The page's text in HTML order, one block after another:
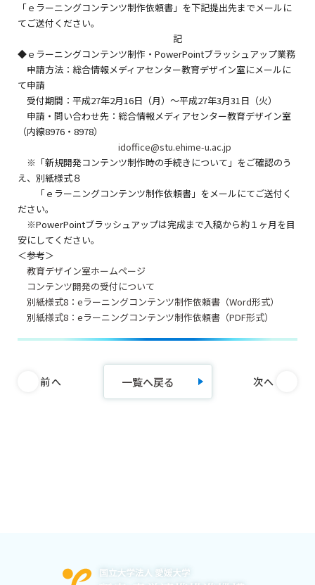
「ｅラーニングコンテンツ制作依頼書」を下記提出先までメールに
てご送付ください。
記
◆ｅラーニングコンテンツ制作・PowerPointブラッシュアップ業務
申請方法：総合情報メディアセンター教育デザイン室にメールに
て申請
受付期間：平成27年2月16日（月）～平成27年3月31日（火）
申請・問い合わせ先：総合情報メディアセンター教育デザイン室
（内線8976・8978）
idoffice@stu.ehime-u.ac.jp
※「新規開発コンテンツ制作時の手続きについて」をご確認のう
え、別紙様式８
「ｅラーニングコンテンツ制作依頼書」をメールにてご送付く
ださい。
※PowerPointブラッシュアップは完成まで入稿から約１ヶ月を目
安にしてください。
＜参考＞
教育デザイン室ホームページ
コンテンツ開発の受付について
別紙様式8：eラーニングコンテンツ制作依頼書（Word形式）
別紙様式8：eラーニングコンテンツ制作依頼書（PDF形式）
前へ 一覧へ戻る 次へ